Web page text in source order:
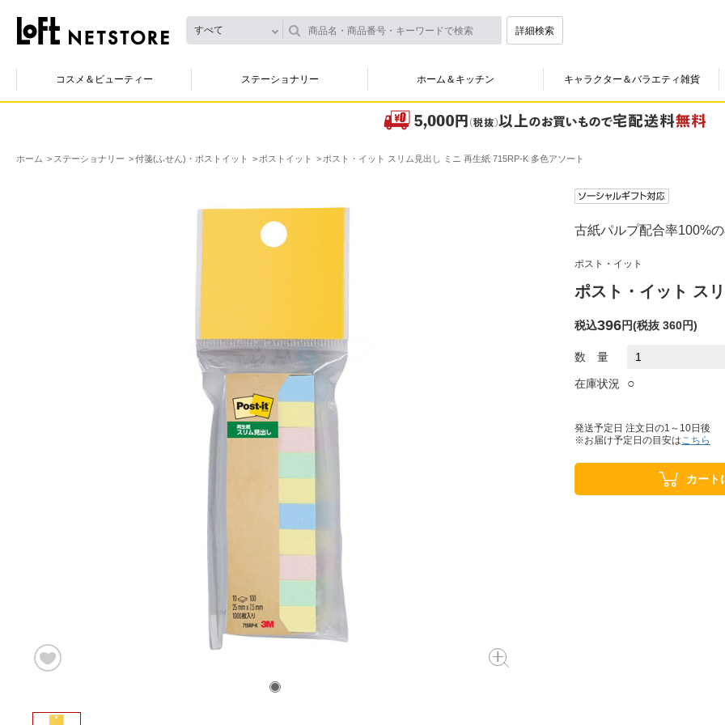
すべて 詳細検索
コスメ＆ビューティー ステーショナリー ホーム＆キッチン キャラクター＆バラエティ雑貨
ホーム ステーショナリー 付箋(ふせん)・ポストイット ポストイット ポスト・イット スリム見出し ミニ 再生紙 715RP-K 多色アソート
古紙パルプ配合率100%
ポスト・イット
ポスト・イット ス
税込396円(税抜 360円)
数 量
在庫状況 ○
発送予定日 注文日の1～10日後
※お届け予定日の目安はこちら
カート